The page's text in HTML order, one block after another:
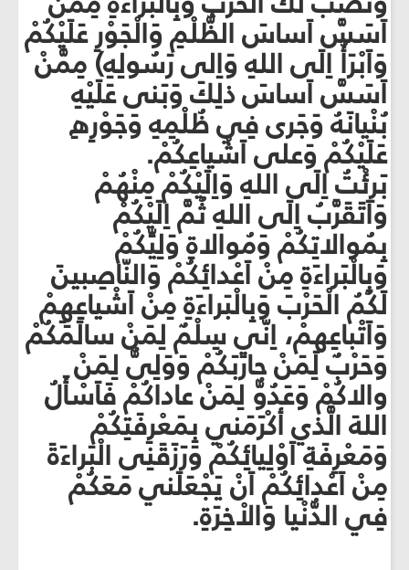
اَسَسَّ اَساسَ الظُّلْمِ وَالْجَوْرِ عَلَيْكُمْ
وَاَبْرَأُ اِلَى اللهِ وَاِلى رَسُولِهِ) مِمَّنْ
اَسَسَّ اَساسَ ذلِكَ وَبَنى عَلَيْهِ
بُنْيانَهُ وَجَرى فِي ظُلْمِهِ وَجَوْرِهِ
عَلَيْكُمْ وَعلى اَشْياعِكُمْ.
بَرِئْتُ اِلَى اللهِ وَاِلَيْكُمْ مِنْهُمْ
وَاَتَقَرَّبُ اِلَى اللهِ ثُمَّ اِلَيْكُمْ
بِمُوالاتِكُمْ وَمُوالاةِ وَلِيِّكُمْ
وَبِالْبَراءَةِ مِنْ اَعْدائِكُمْ وَالنّاصِبينَ
لَكُمُ الْحَرْبَ وَبِالْبَراءَةِ مِنْ اَشْياعِهِمْ
وَاَتْباعِهِمْ، اِنّي سِلْمٌ لِمَنْ سالَمَكُمْ
وَحَرْبٌ لِمَنْ حارَبَكُمْ وَوَلِىٌّ لِمَنْ
والاكُمْ وَعَدُوٌّ لِمَنْ عاداكُمْ فَاَسْأَلُ
اللهَ الَّذي أكْرَمَني بِمَعْرِفَتِكُمْ
وَمَعْرِفَةِ اَوْلِيائِكُمْ وَرَزَقَنِى الْبَراءَةَ
مِنْ اَعْدائِكُمْ اَنْ يَجْعَلَني مَعَكُمْ
فِي الدُّنْيا وَالاْخِرَةِ.